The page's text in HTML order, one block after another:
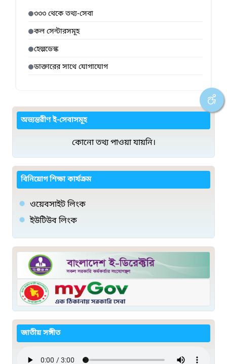
৩৩৩ থেকে তথ্য-সেবা
কল সেন্টারসমূহ
হেল্পডেস্ক
ডাক্তারের সাথে যোগাযোগ
অভ্যন্তরীণ ই-সেবাসমূহ
কোনো তথ্য পাওয়া যায়নি।
বিনিয়োগ শিক্ষা কার্যক্রম
ওয়েবসাইট লিংক
ইউটিউব লিংক
জাতীয় সঙ্গীত